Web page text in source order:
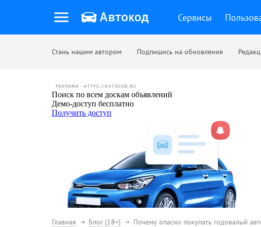
Сервисы
Стань нашим автором Подпишись на обновления
РЕКЛАМА • HTTPS://AVTOCOD.RU
Главная Блог (18+) Почему опасно покупать годовалый